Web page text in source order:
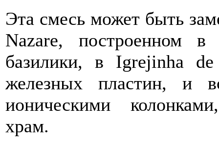
Эта смесь может быть
Nazare, построенном
базилики, в Igrejinha
железных пластин, и
ионическими
храм.